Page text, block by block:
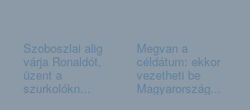
Szoboszlai alig
várja Ronaldót,
üzent a
szurkolókn...
Megvan a
céldátum: ekkor
vezetheti be
Magyarország...